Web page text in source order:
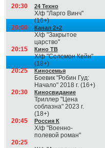
20:30 24 Техно
Х/ф "Ларго Винч"
(16+)
20:00
Канал 2+2
Х/ф "Закрытое
царство"
20:15
Кино ТВ
Х/ф "Соломон Кейн"
(18+)
20:25
Киносемья
Боевик "Робин Гуд:
Начало" 2018 г. (16+)
20:30
Киносвидание
Триллер "Цена
соблазна" 2023 г.
(18+)
20:45
Россия К
Х/ф "Военно-
полевой роман"
20:25